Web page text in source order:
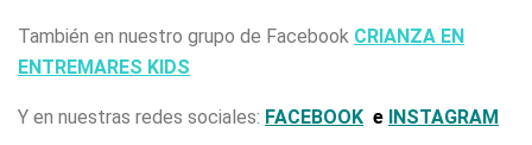
También en nuestro grupo de Facebook CRIANZA EN
ENTREMARES KIDS
Y en nuestras redes sociales: FACEBOOK e INSTAGRAM